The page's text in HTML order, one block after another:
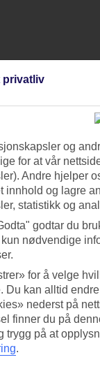
appen i
privatliv
og
for at vår
Andre hjelper
innhold og lagre
statistikk og
godtar du
nødvendige
for å velge
Du kan alltid
nederst på
finner du på
trygg på at
.